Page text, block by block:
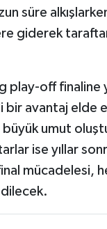
süre
giderek
play-off finaline
avantaj elde
büyük umut
ise yıllar
mücadelesi,